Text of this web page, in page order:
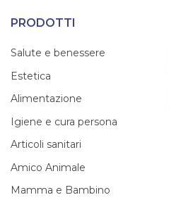
PRODOTTI
Salute e benessere
Estetica
Alimentazione
Igiene e cura persona
Articoli sanitari
Amico Animale
Mamma e Bambino